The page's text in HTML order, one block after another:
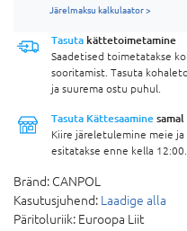
Järelmaksu kalkulaator >
Tasuta kättetoimetamine
Saadetised toimetatakse
sooritamist. Tasuta
ja suurema ostu puhul.
Tasuta Kättesaamine samal
Kiire järeletulemine meie
esitatakse enne kella 12:00.
Bränd: CANPOL
Kasutusjuhend: Laadige alla
Päritoluriik: Euroopa Liit